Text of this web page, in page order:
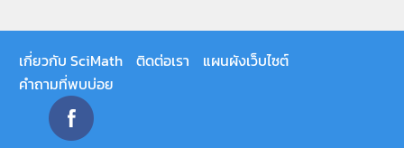
เกี่ยวกับ SciMath ติดต่อเรา
แผนผังเว็บไซต์
คำถามที่พบบ่อย